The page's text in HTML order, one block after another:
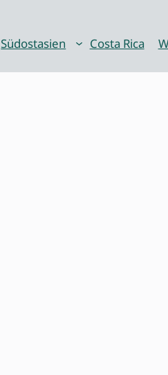
Südostasien Costa Rica